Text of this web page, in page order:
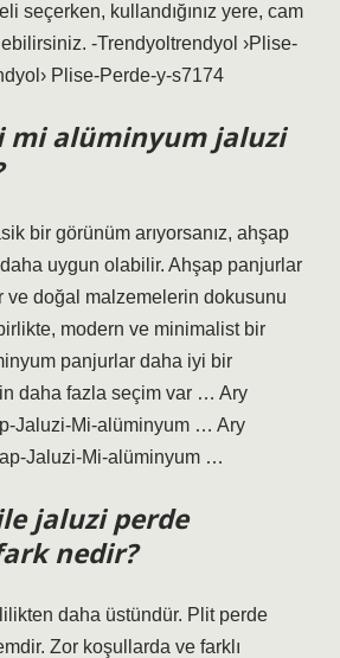
seçerken, kullandığınız yere, cam
-Trendyoltrendyol ›Plise-
Plise-Perde-y-s7174
mi alüminyum jaluzi
bir görünüm arıyorsanız, ahşap
uygun olabilir. Ahşap panjurlar
ve doğal malzemelerin dokusunu
modern ve minimalist bir
panjurlar daha iyi bir
daha fazla seçim var … Ary
Jaluzi-Mi-alüminyum … Ary
Jaluzi-Mi-alüminyum …
jaluzi perde
nedir?
daha üstündür. Plit perde
Zor koşullarda ve farklı